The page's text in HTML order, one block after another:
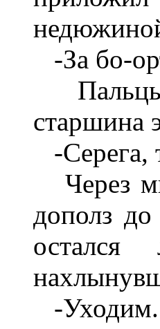
-За бо-
Пальцы
старшина
-Серега,
Через
дополз
-Уходим.